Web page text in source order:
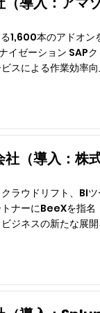
1,600本のアドオン
イゼーション SAP
スによる作業効率
（導入：株
ラウドリフト、BI
ナーにBeeXを指名
ジネスの新たな展